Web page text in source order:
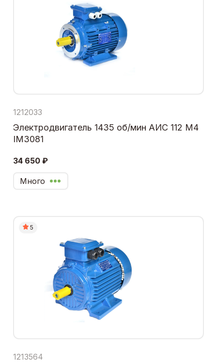
1212033
Электродвигатель 1435 об/мин АИС 112 М4
IM3081
34 650 ₽
Много
5
1213564